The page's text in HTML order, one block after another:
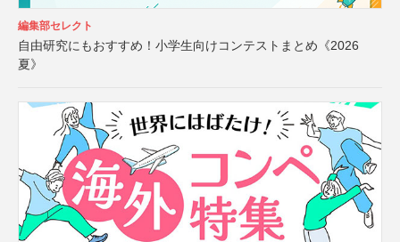
編集部セレクト
自由研究にもおすすめ！小学生向けコンテストまとめ《2026
夏》